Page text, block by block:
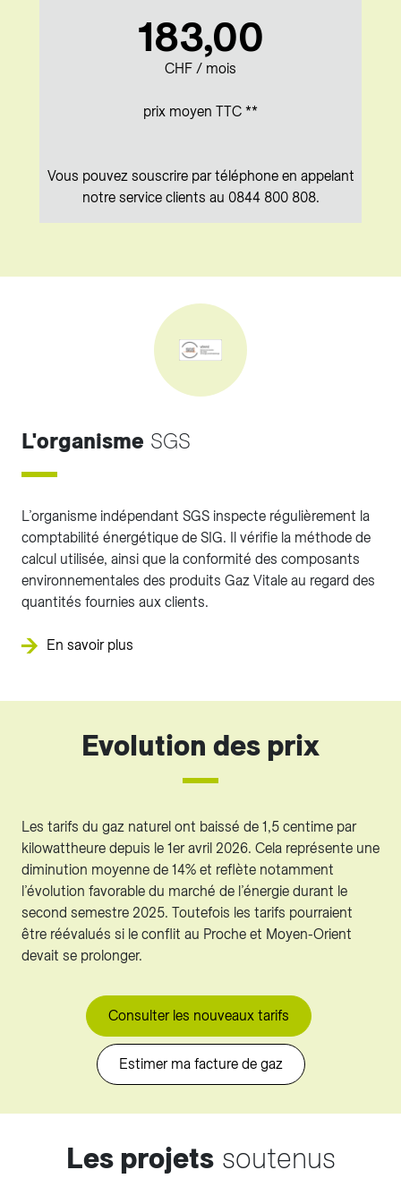
183,00
CHF / mois
prix moyen TTC **
Vous pouvez souscrire par téléphone en appelant
notre service clients au 0844 800 808.
L'organisme SGS
L’organisme indépendant SGS inspecte régulièrement la
comptabilité énergétique de SIG. Il vérifie la méthode de
calcul utilisée, ainsi que la conformité des composants
environnementales des produits Gaz Vitale au regard des
quantités fournies aux clients.
En savoir plus
Evolution des prix
Les tarifs du gaz naturel ont baissé de 1,5 centime par
kilowattheure depuis le 1er avril 2026. Cela représente une
diminution moyenne de 14% et reflète notamment
l’évolution favorable du marché de l’énergie durant le
second semestre 2025. Toutefois les tarifs pourraient
être réévalués si le conflit au Proche et Moyen-Orient
devait se prolonger.
Consulter les nouveaux tarifs
Estimer ma facture de gaz
Les projetssoutenus